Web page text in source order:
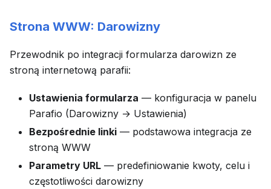
Strona WWW: Darowizny
Przewodnik po integracji formularza darowizn ze
stroną internetową parafii:
Ustawienia formularza — konfiguracja w panelu
Parafio (Darowizny → Ustawienia)
Bezpośrednie linki — podstawowa integracja ze
stroną WWW
Parametry URL — predefiniowanie kwoty, celu i
częstotliwości darowizny